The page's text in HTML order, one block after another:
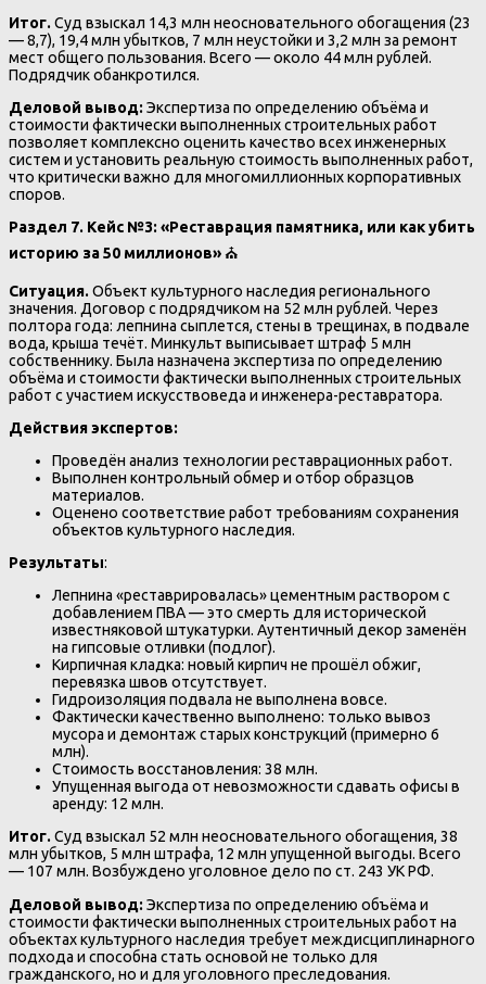
Итог.Суд взыскал 14,3 млн неосновательного обогащения (23
— 8,7), 19,4 млн убытков, 7 млн неустойки и 3,2 млн за ремонт
мест общего пользования. Всего — около 44 млн рублей.
Подрядчик обанкротился.
Деловой вывод:Экспертиза по определению объёма и
стоимости фактически выполненных строительных работ
позволяет комплексно оценить качество всех инженерных
систем и установить реальную стоимость выполненных работ,
что критически важно для многомиллионных корпоративных
споров.
Раздел 7. Кейс №3: «Реставрация памятника, или как убить
историю за 50 миллионов»⛪
Ситуация.Объект культурного наследия регионального
значения. Договор с подрядчиком на 52 млн рублей. Через
полтора года: лепнина сыплется, стены в трещинах, в подвале
вода, крыша течёт. Минкульт выписывает штраф 5 млн
собственнику. Была назначена экспертиза по определению
объёма и стоимости фактически выполненных строительных
работ с участием искусствоведа и инженера-реставратора.
Действия экспертов:
Проведён анализ технологии реставрационных работ.
Выполнен контрольный обмер и отбор образцов
материалов.
Оценено соответствие работ требованиям сохранения
объектов культурного наследия.
Результаты:
Лепнина «реставрировалась» цементным раствором с
добавлением ПВА — это смерть для исторической
известняковой штукатурки. Аутентичный декор заменён
на гипсовые отливки (подлог).
Кирпичная кладка: новый кирпич не прошёл обжиг,
перевязка швов отсутствует.
Гидроизоляция подвала не выполнена вовсе.
Фактически качественно выполнено: только вывоз
мусора и демонтаж старых конструкций (примерно 6
млн).
Стоимость восстановления: 38 млн.
Упущенная выгода от невозможности сдавать офисы в
аренду: 12 млн.
Итог.Суд взыскал 52 млн неосновательного обогащения, 38
млн убытков, 5 млн штрафа, 12 млн упущенной выгоды. Всего
— 107 млн. Возбуждено уголовное дело по ст. 243 УК РФ.
Деловой вывод:Экспертиза по определению объёма и
стоимости фактически выполненных строительных работ на
объектах культурного наследия требует междисциплинарного
подхода и способна стать основой не только для
гражданского, но и для уголовного преследования.